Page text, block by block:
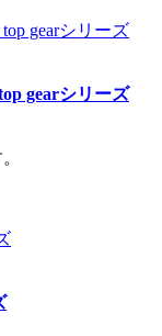
gearシリーズ